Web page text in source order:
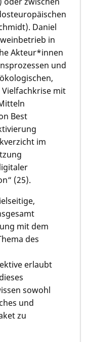
Daniel
in
Akteur*innen
und
mit
Best
im
(25).
mit dem
des
erlaubt
sowohl
und
zu